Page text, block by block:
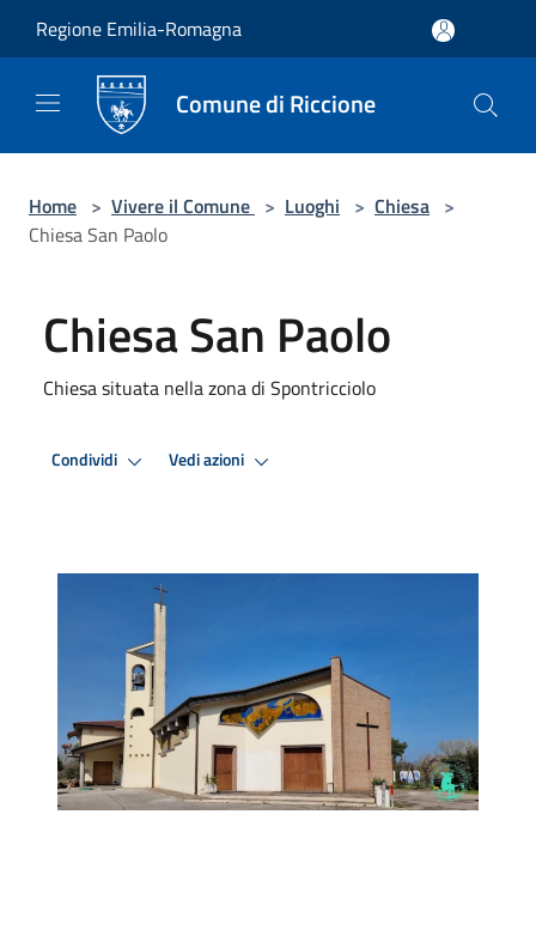
Regione Emilia-Romagna
Comune di Riccione
Home > Vivere il Comune > Luoghi > Chiesa >
Chiesa San Paolo
Chiesa San Paolo
Chiesa situata nella zona di Spontricciolo
Condividi Vedi azioni